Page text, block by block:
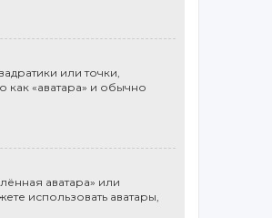
или точки,
«аватара» и обычно
аватара» или
использовать аватары,